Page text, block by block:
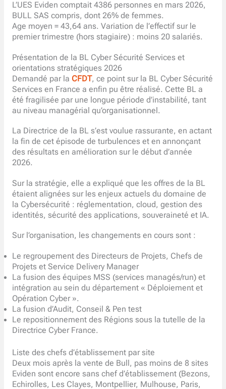
L’UES Eviden comptait 4386 personnes en mars 2026,
BULL SAS compris, dont 26% de femmes.
Age moyen = 43,64 ans. Variation de l’effectif sur le
premier trimestre (hors stagiaire) : moins 20 salariés.
Présentation de la BL Cyber Sécurité Services et
orientations stratégiques 2026
Demandé par la CFDT, ce point sur la BL Cyber Sécurité
Services en France a enfin pu être réalisé. Cette BL a
été fragilisée par une longue période d’instabilité, tant
au niveau managérial qu’organisationnel.
La Directrice de la BL s’est voulue rassurante, en actant
la fin de cet épisode de turbulences et en annonçant
des résultats en amélioration sur le début d’année
2026.
Sur la stratégie, elle a expliqué que les offres de la BL
étaient alignées sur les enjeux actuels du domaine de
la Cybersécurité : réglementation, cloud, gestion des
identités, sécurité des applications, souveraineté et IA.
Sur l’organisation, les changements en cours sont :
Le regroupement des Directeurs de Projets, Chefs de
Projets et Service Delivery Manager
La fusion des équipes MSS (services managés/run) et
intégration au sein du département « Déploiement et
Opération Cyber ».
La fusion d’Audit, Conseil & Pen test
Le repositionnement des Régions sous la tutelle de la
Directrice Cyber France.
Liste des chefs d’établissement par site
Deux mois après la vente de Bull, pas moins de 8 sites
Eviden sont encore sans chef d’établissement (Bezons,
Echirolles, Les Clayes, Montpellier, Mulhouse, Paris,